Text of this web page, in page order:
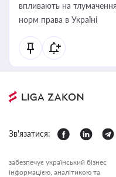
впливають на
норм права в Україні
Зв'язатися:
забезпечує український бізнес
інформацією, аналітикою та